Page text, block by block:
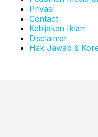
Privasi
Contact
Kebijakan Iklan
Disclaimer
Hak Jawab &